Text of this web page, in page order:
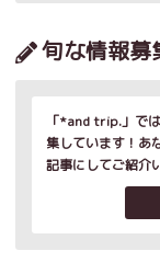
旬な情報募
「*and trip.」で
集しています！あ
記事にしてご紹介